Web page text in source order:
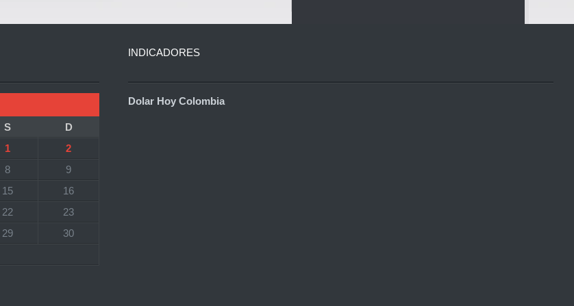
S
D
1
2
8
9
15
16
22
23
29
30
INDICADORES
Dolar Hoy Colombia